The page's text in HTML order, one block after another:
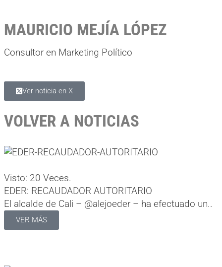
MAURICIO MEJÍA LÓPEZ
Consultor en Marketing Político
Ver noticia en X
VOLVER A NOTICIAS
Visto: 20 Veces.
EDER: RECAUDADOR AUTORITARIO
El alcalde de Cali – @alejoeder – ha efectuado un..
VER MÁS